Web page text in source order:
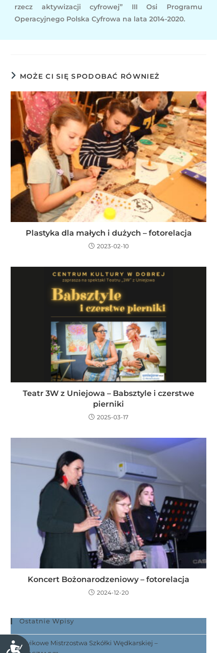
D
rzecz aktywizacji cyfrowej” III Osi Programu
Operacyjnego Polska Cyfrowa na lata 2014-2020.
MOŻE CI SIĘ SPODOBAĆ RÓWNIEŻ
Plastyka dla małych i dużych – fotorelacja
2023-02-10
Teatr 3W z Uniejowa – Babsztyle i czerstwe
pierniki
2025-03-17
Koncert Bożonarodzeniowy – fotorelacja
2024-12-20
Ostatnie Wpisy
Spławikowe Mistrzostwa Szkółki Wędkarskiej –